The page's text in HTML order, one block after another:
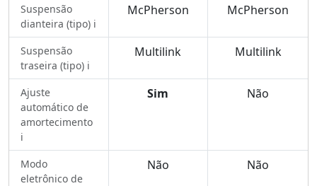
Suspensão
dianteira (tipo) ℹ️
McPherson McPherson
Suspensão
traseira (tipo) ℹ️
Multilink Multilink
Ajuste
automático de
amortecimento
ℹ️
Sim Não
Modo
eletrônico de
Não Não